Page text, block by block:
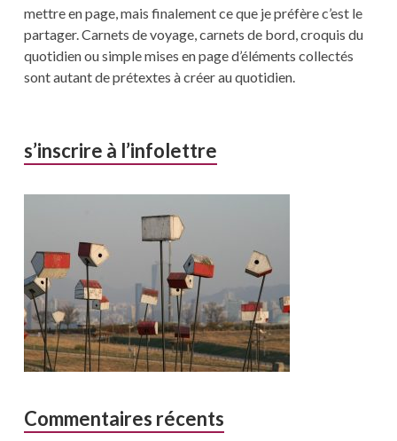
mettre en page, mais finalement ce que je préfère c’est le
partager. Carnets de voyage, carnets de bord, croquis du
quotidien ou simple mises en page d’éléments collectés
sont autant de prétextes à créer au quotidien.
s’inscrire à l’infolettre
Commentaires récents